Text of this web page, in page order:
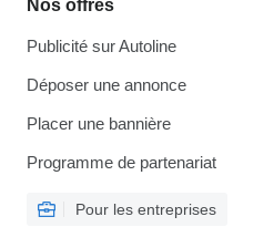
Nos offres
Publicité sur Autoline
Déposer une annonce
Placer une bannière
Programme de partenariat
Pour les entreprises